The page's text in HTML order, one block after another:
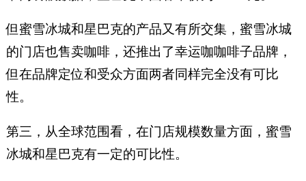
但蜜雪冰城和星巴克的产品又有所交集，蜜雪冰城
的门店也售卖咖啡，还推出了幸运咖咖啡子品牌，
但在品牌定位和受众方面两者同样完全没有可比
性。
第三，从全球范围看，在门店规模数量方面，蜜雪
冰城和星巴克有一定的可比性。